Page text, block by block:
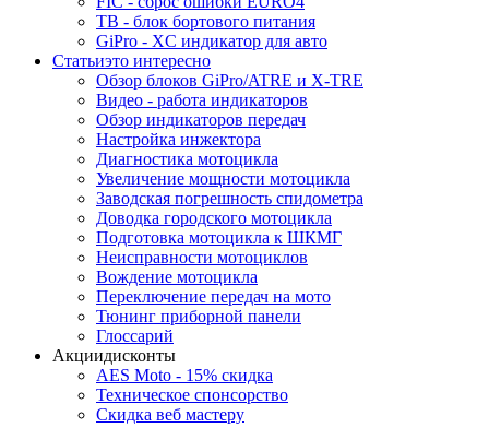
TB - блок бортового питания
GiPro - XC индикатор для авто
Статьиэто интересно
Обзор блоков GiPro/ATRE и X-TRE
Видео - работа индикаторов
Обзор индикаторов передач
Настройка инжектора
Диагноcтика мотоцикла
Увеличение мощности мотоцикла
Заводская погрешность спидометра
Доводка городского мотоцикла
Подготовка мотоцикла к ШКМГ
Неисправности мотоциклов
Вождение мотоцикла
Переключение передач на мото
Тюнинг приборной панели
Глоссарий
Акциидисконты
AES Moto - 15% скидка
Техническое спонсорство
Скидка веб мастеру